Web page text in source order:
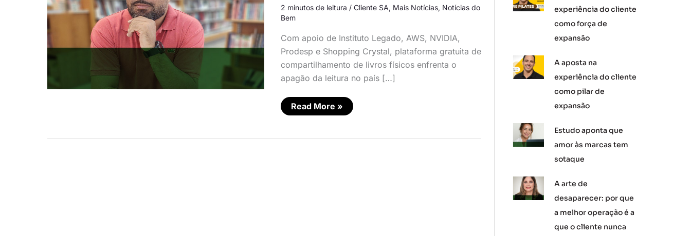
2 minutos de leitura / Cliente SA, Mais Notícias, Notícias do
Bem
Com apoio de Instituto Legado, AWS, NVIDIA,
Prodesp e Shopping Crystal, plataforma gratuita de
compartilhamento de livros físicos enfrenta o
apagão da leitura no país […]
acesso
à
Read More »
experiência do cliente
como força de
expansão
A aposta na
experiência do cliente
como pilar de
expansão
Estudo aponta que
amor às marcas tem
sotaque
A arte de
desaparecer: por que
a melhor operação é a
que o cliente nunca